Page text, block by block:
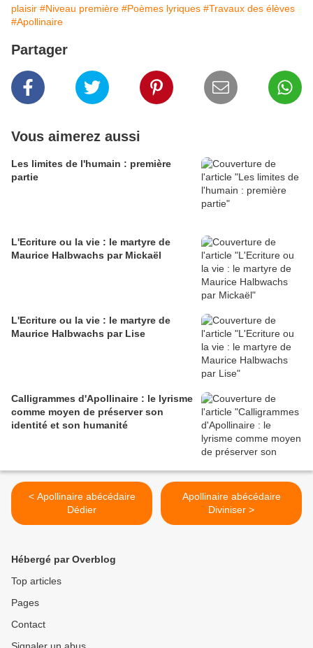
plaisir #Niveau première #Poèmes lyriques #Travaux des élèves
#Apollinaire
Partager
Vous aimerez aussi
Les limites de l'humain : première
partie
L'Ecriture ou la vie : le martyre de
Maurice Halbwachs par Mickaël
L'Ecriture ou la vie : le martyre de
Maurice Halbwachs par Lise
Calligrammes d'Apollinaire : le lyrisme
comme moyen de préserver son
identité et son humanité
< Apollinaire abécédaire
Dédier
Apollinaire abécédaire
Diviniser >
Hébergé par Overblog
Top articles
Pages
Contact